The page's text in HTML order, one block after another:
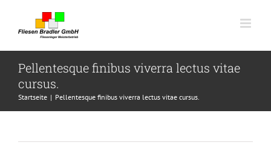
Pellentesque finibus viverra lectus vitae
cursus.
Startseite | Pellentesque finibus viverra lectus vitae cursus.